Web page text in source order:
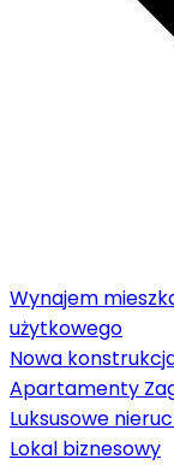
Wynajem
użytkowego
Nowa
Apartamenty
Luksusowe
Lokal biznesowy